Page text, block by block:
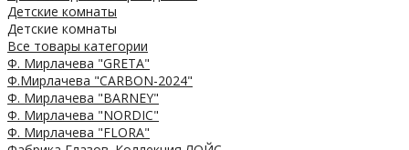
Детские комнаты
Детские комнаты
Все товары категории
Ф. Мирлачева "GRETA"
Ф.Мирлачева "CARBON-2024"
Ф. Мирлачева "BARNEY"
Ф. Мирлачева "NORDIC"
Ф. Мирлачева "FLORA"